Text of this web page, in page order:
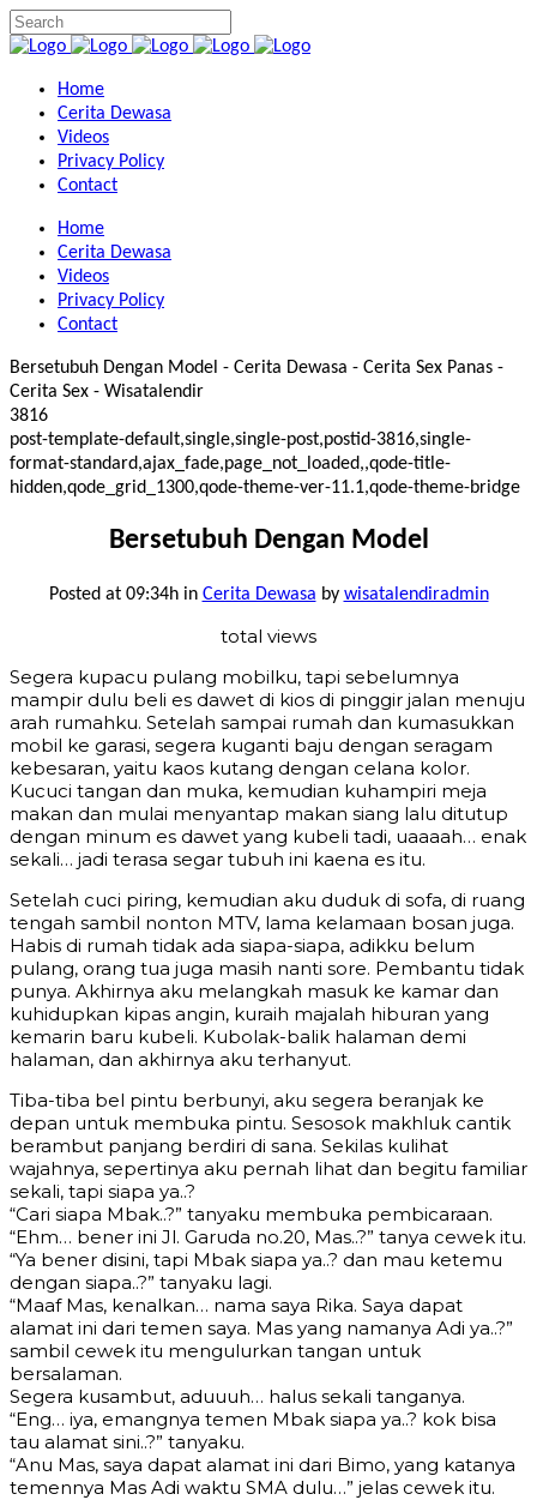
Home
Cerita Dewasa
Videos
Privacy Policy
Contact
Home
Cerita Dewasa
Videos
Privacy Policy
Contact
Bersetubuh Dengan Model - Cerita Dewasa - Cerita Sex Panas -
Cerita Sex - Wisatalendir
3816
post-template-default,single,single-post,postid-3816,single-
format-standard,ajax_fade,page_not_loaded,,qode-title-
hidden,qode_grid_1300,qode-theme-ver-11.1,qode-theme-bridge
Bersetubuh Dengan Model
Posted at 09:34hin Cerita Dewasa by wisatalendiradmin
total views
Segera kupacu pulang mobilku, tapi sebelumnya
mampir dulu beli es dawet di kios di pinggir jalan menuju
arah rumahku. Setelah sampai rumah dan kumasukkan
mobil ke garasi, segera kuganti baju dengan seragam
kebesaran, yaitu kaos kutang dengan celana kolor.
Kucuci tangan dan muka, kemudian kuhampiri meja
makan dan mulai menyantap makan siang lalu ditutup
dengan minum es dawet yang kubeli tadi, uaaaah… enak
sekali… jadi terasa segar tubuh ini kaena es itu.
Setelah cuci piring, kemudian aku duduk di sofa, di ruang
tengah sambil nonton MTV, lama kelamaan bosan juga.
Habis di rumah tidak ada siapa-siapa, adikku belum
pulang, orang tua juga masih nanti sore. Pembantu tidak
punya. Akhirnya aku melangkah masuk ke kamar dan
kuhidupkan kipas angin, kuraih majalah hiburan yang
kemarin baru kubeli. Kubolak-balik halaman demi
halaman, dan akhirnya aku terhanyut.
Tiba-tiba bel pintu berbunyi, aku segera beranjak ke
depan untuk membuka pintu. Sesosok makhluk cantik
berambut panjang berdiri di sana. Sekilas kulihat
wajahnya, sepertinya aku pernah lihat dan begitu familiar
sekali, tapi siapa ya..?
“Cari siapa Mbak..?” tanyaku membuka pembicaraan.
“Ehm… bener ini Jl. Garuda no.20, Mas..?” tanya cewek itu.
“Ya bener disini, tapi Mbak siapa ya..? dan mau ketemu
dengan siapa..?” tanyaku lagi.
“Maaf Mas, kenalkan… nama saya Rika. Saya dapat
alamat ini dari temen saya. Mas yang namanya Adi ya..?”
sambil cewek itu mengulurkan tangan untuk
bersalaman.
Segera kusambut, aduuuh… halus sekali tanganya.
“Eng… iya, emangnya temen Mbak siapa ya..? kok bisa
tau alamat sini..?” tanyaku.
“Anu Mas, saya dapat alamat ini dari Bimo, yang katanya
temennya Mas Adi waktu SMA dulu…” jelas cewek itu.